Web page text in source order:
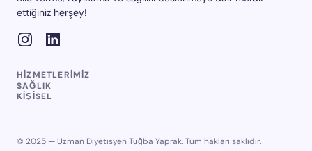
ettiğiniz herşey!
HIZMETLERIMIZ
SAĞLIK
KIŞISEL
© 2025 — Uzman Diyetisyen Tuğba Yaprak. Tüm hakları saklıdır.